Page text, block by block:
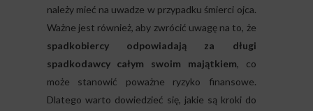
należy mieć na uwadze w przypadku śmierci ojca.
Ważne jest również, aby zwrócić uwagę na to, że
spadkobiercy odpowiadają za długi
spadkodawcy całym swoim majątkiem, co
może stanowić poważne ryzyko finansowe.
Dlatego warto dowiedzieć się, jakie są kroki do